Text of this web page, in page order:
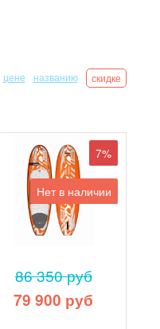
цене названию скидке
7%
Нет в наличии
86 350 руб
79 900 руб